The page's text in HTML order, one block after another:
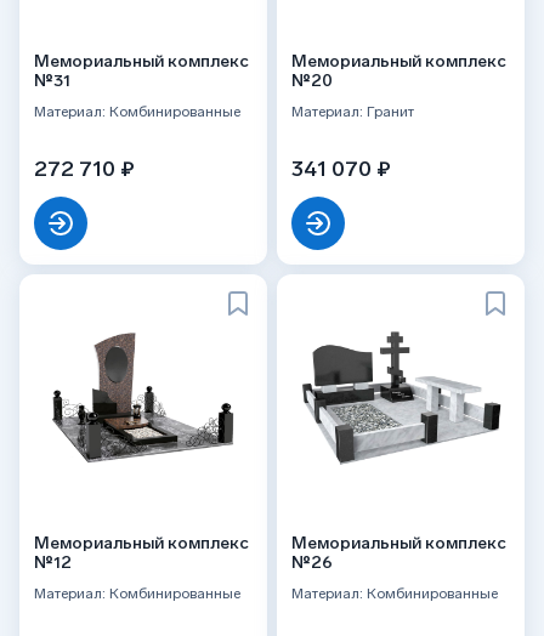
Мемориальный комплекс
№31
Материал: Комбинированные
272 710 ₽
Мемориальный комплекс
№20
Материал: Гранит
341 070 ₽
Мемориальный комплекс
№12
Материал: Комбинированные
Мемориальный комплекс
№26
Материал: Комбинированные